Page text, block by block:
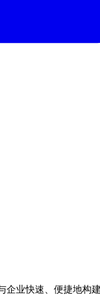
业快速、便捷地构